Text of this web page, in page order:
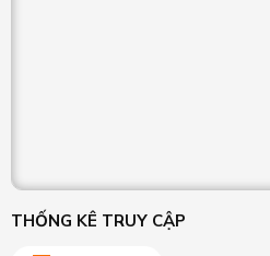
THỐNG KÊ TRUY CẬP